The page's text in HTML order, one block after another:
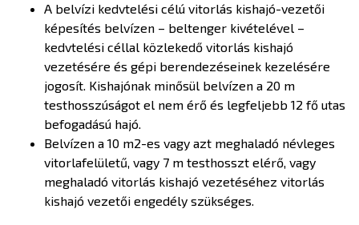
A belvízi kedvtelési célú vitorlás kishajó-vezetői
képesítés belvízen – beltenger kivételével –
kedvtelési céllal közlekedő vitorlás kishajó
vezetésére és gépi berendezéseinek kezelésére
jogosít. Kishajónak minősül belvízen a 20 m
testhosszúságot el nem érő és legfeljebb 12 fő utas
befogadású hajó.
Belvízen a 10 m2-es vagy azt meghaladó névleges
vitorlafelületű, vagy 7 m testhosszt elérő, vagy
meghaladó vitorlás kishajó vezetéséhez vitorlás
kishajó vezetői engedély szükséges.